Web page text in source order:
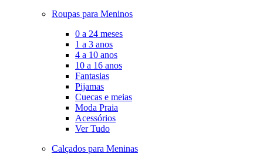
Roupas para Meninos
0 a 24 meses
1 a 3 anos
4 a 10 anos
10 a 16 anos
Fantasias
Pijamas
Cuecas e meias
Moda Praia
Acessórios
Ver Tudo
Calçados para Meninas